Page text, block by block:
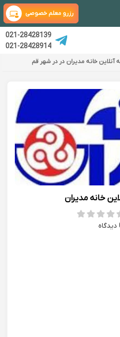
رزرو معلم خصوصی
021-28428139
021-28428914
خانه مدیران در در شهر قم
خانه مدیران